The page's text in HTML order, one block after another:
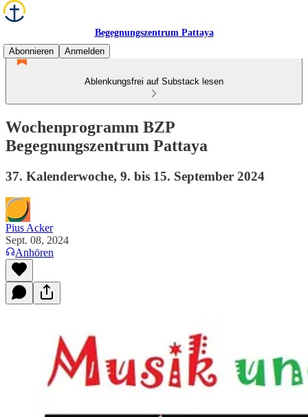
Begegnungszentrum Pattaya
Abonnieren
Anmelden
Ablenkungsfrei auf Substack lesen
Wochenprogramm BZP
Begegnungszentrum Pattaya
37. Kalenderwoche, 9. bis 15. September 2024
Pius Acker
Sept. 08, 2024
Anhören